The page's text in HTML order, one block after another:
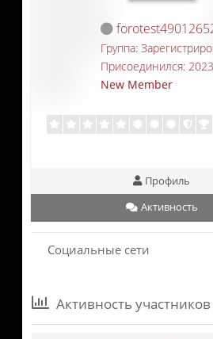
Группа:
Присоединился:
New Member
Профиль
Активность
Социальные сети
Активность участников